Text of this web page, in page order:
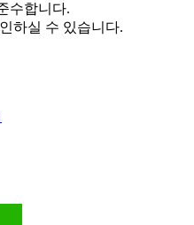
수합니다.
하실 수 있습니다.